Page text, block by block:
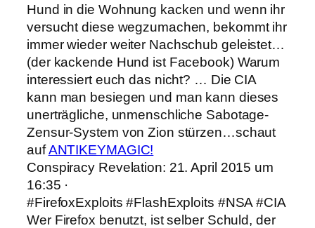
Hund in die Wohnung kacken und wenn ihr
versucht diese wegzumachen, bekommt ihr
immer wieder weiter Nachschub geleistet…
(der kackende Hund ist Facebook) Warum
interessiert euch das nicht? … Die CIA
kann man besiegen und man kann dieses
unerträgliche, unmenschliche Sabotage-
Zensur-System von Zion stürzen…schaut
aufANTIKEYMAGIC!
Conspiracy Revelation: 21. April 2015 um
16:35 ·
#FirefoxExploits #FlashExploits #NSA #CIA
Wer Firefox benutzt, ist selber Schuld, der